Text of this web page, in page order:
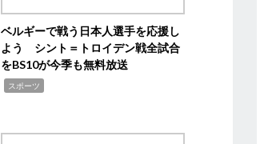
ベルギーで戦う日本人選手を応援し
よう シント＝トロイデン戦全試合
をBS10が今季も無料放送
スポーツ